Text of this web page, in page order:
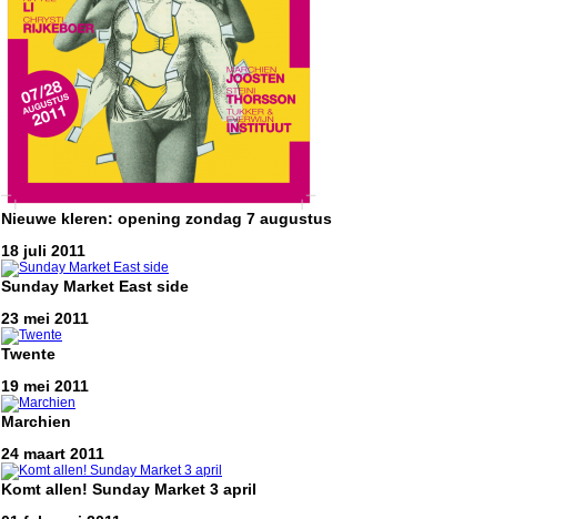
Nieuwe kleren: opening zondag 7 augustus
18 juli 2011
Sunday Market East side
23 mei 2011
Twente
19 mei 2011
Marchien
24 maart 2011
Komt allen! Sunday Market 3 april